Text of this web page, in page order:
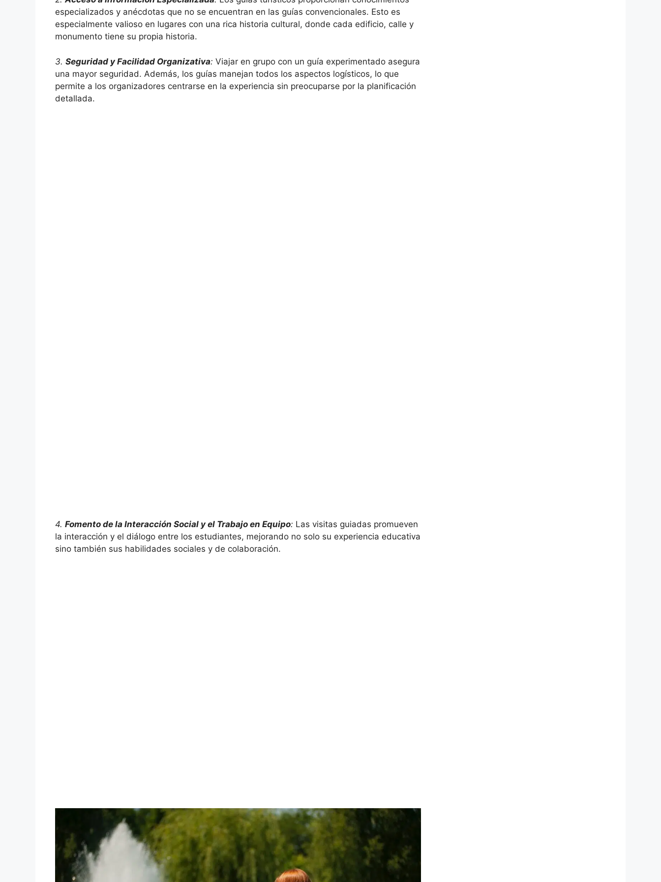
especializados y anécdotas que no se encuentran en las guías convencionales. Esto es
especialmente valioso en lugares con una rica historia cultural, donde cada edificio, calle y
monumento tiene su propia historia.
3. Seguridad y Facilidad Organizativa: Viajar en grupo con un guía experimentado asegura
una mayor seguridad. Además, los guías manejan todos los aspectos logísticos, lo que
permite a los organizadores centrarse en la experiencia sin preocuparse por la planificación
detallada.
4. Fomento de la Interacción Social y el Trabajo en Equipo: Las visitas guiadas promueven
la interacción y el diálogo entre los estudiantes, mejorando no solo su experiencia educativa
sino también sus habilidades sociales y de colaboración.